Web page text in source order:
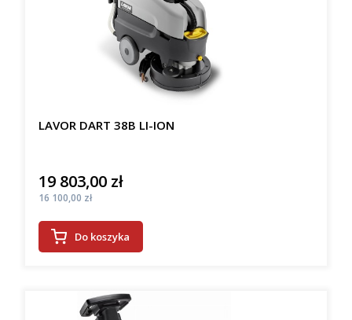
LAVOR DART 38B LI-ION
Cena
19 803,00 zł
Cena
16 100,00 zł
Do koszyka